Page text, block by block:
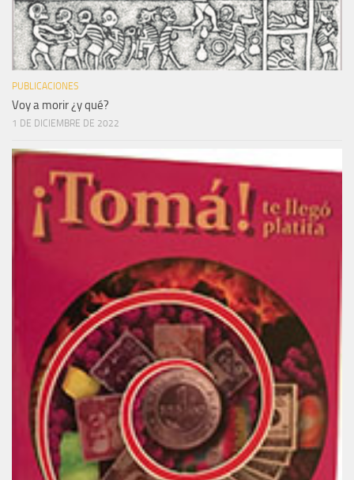
PUBLICACIONES
Voy a morir ¿y qué?
1 DE DICIEMBRE DE 2022